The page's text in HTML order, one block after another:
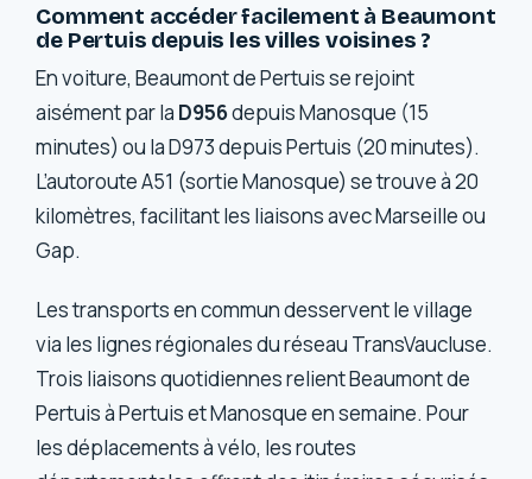
Comment accéder facilement à Beaumont
de Pertuis depuis les villes voisines ?
En voiture, Beaumont de Pertuis se rejoint
aisément par la D956depuis Manosque (15
minutes) ou la D973 depuis Pertuis (20 minutes).
L’autoroute A51 (sortie Manosque) se trouve à 20
kilomètres, facilitant les liaisons avec Marseille ou
Gap.
Les transports en commun desservent le village
via les lignes régionales du réseau TransVaucluse.
Trois liaisons quotidiennes relient Beaumont de
Pertuis à Pertuis et Manosque en semaine. Pour
les déplacements à vélo, les routes